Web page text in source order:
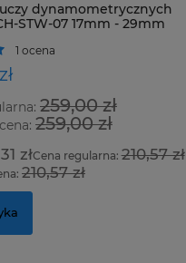
dynamometrycznych
STW-07 17mm - 29mm
1 ocena
259,00 zł
259,00 zł
złCena regularna:210,57 zł
210,57 zł